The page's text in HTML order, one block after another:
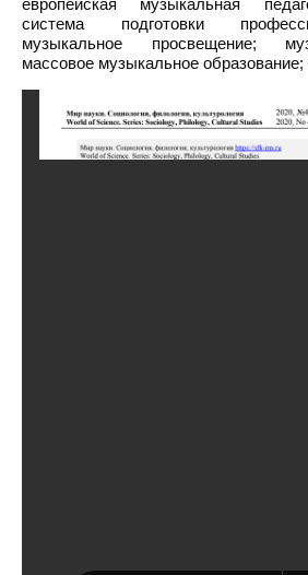
европейская музыкальная
система подготовки
музыкальное просвещение;
массовое музыкальное